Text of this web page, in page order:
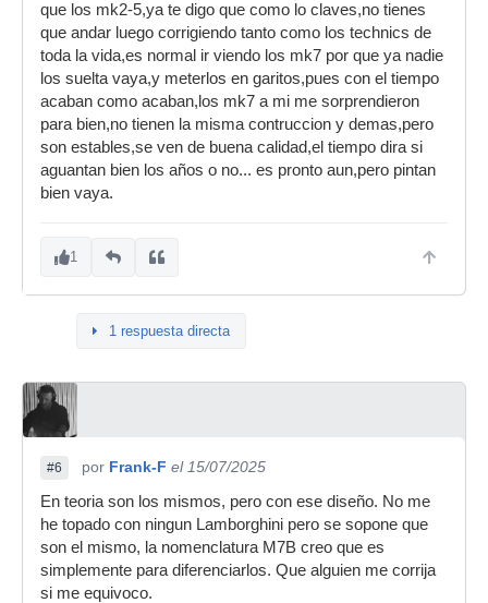
que los mk2-5,ya te digo que como lo claves,no tienes
que andar luego corrigiendo tanto como los technics de
toda la vida,es normal ir viendo los mk7 por que ya nadie
los suelta vaya,y meterlos en garitos,pues con el tiempo
acaban como acaban,los mk7 a mi me sorprendieron
para bien,no tienen la misma contruccion y demas,pero
son estables,se ven de buena calidad,el tiempo dira si
aguantan bien los años o no... es pronto aun,pero pintan
bien vaya.
1
1 respuesta directa
#6 por Frank-F el 15/07/2025
En teoria son los mismos, pero con ese diseño. No me
he topado con ningun Lamborghini pero se sopone que
son el mismo, la nomenclatura M7B creo que es
simplemente para diferenciarlos. Que alguien me corrija
si me equivoco.